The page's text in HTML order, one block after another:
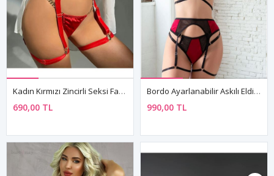
Kadın Kırmızı Zincirli Seksi Fantezi Sütyen String Jartiyer İç Çamaşırı Takımı
690,00 TL
Bordo Ayarlanabilir Askılı Eldivenli Balenli Fantezi String İç Giyim Takımı
990,00 TL